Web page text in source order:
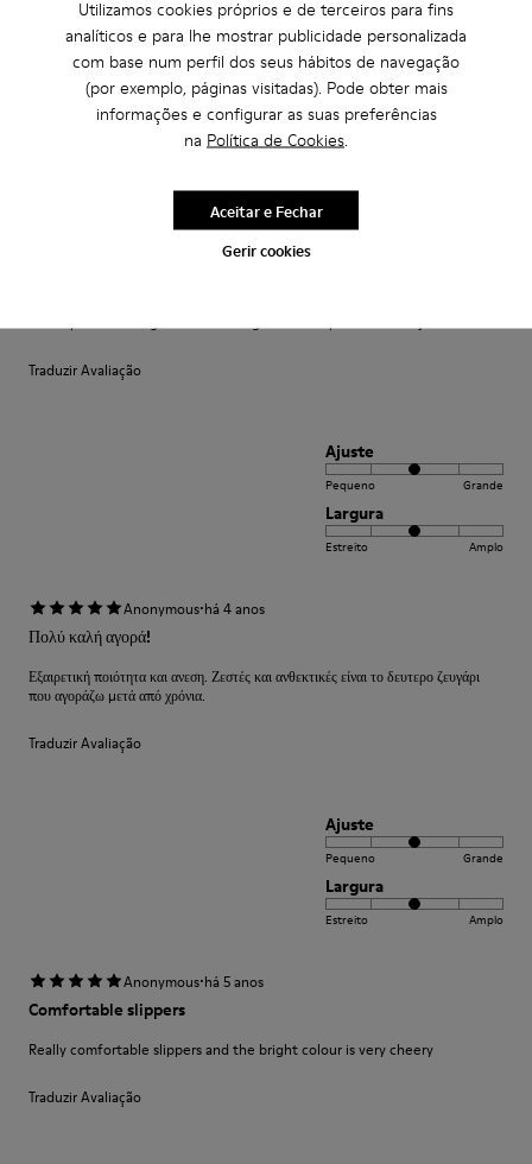
Utilizamos cookies próprios e de terceiros para fins
analíticos e para lhe mostrar publicidade personalizada
com base num perfil dos seus hábitos de navegação
(por exemplo, páginas visitadas). Pode obter mais
informações e configurar as suas preferências
na Política de Cookies.
Gerir cookies
Aceitar e Fechar
Traduzir Avaliação
Ajuste
Estreito
há 4 anos
Traduzir Avaliação
Ajuste
Pequeno Grande
Largura
Estreito Amplo
Anonymous·há 4 anos
Πολύ καλή αγορά!
Εξαιρετική ποιότητα και ανεση. Ζεστές και ανθεκτικές είναι το δευτερο ζευγάρι
που αγοράζω μετά από χρόνια.
Traduzir Avaliação
Ajuste
Pequeno Grande
Largura
Estreito Amplo
Anonymous·há 5 anos
Comfortable slippers
Really comfortable slippers and the bright colour is very cheery
Traduzir Avaliação